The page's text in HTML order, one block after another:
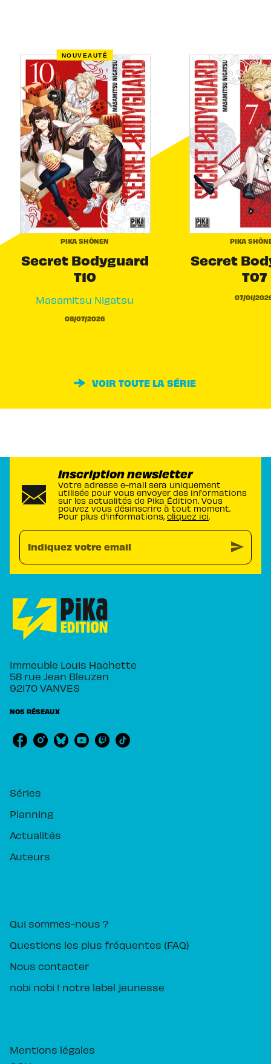
NOUVEAUTÉ
PIKA SHÔNEN
Secret Bodyguard
T10
Masamitsu Nigatsu
08/07/2026
PIKA
Secret
T07
07/01/
VOIR TOUTE LA SÉRIE
Inscription newsletter
Votre adresse e-mail sera uniquement
utilisée pour vous envoyer des informations
sur les actualités de Pika Édition. Vous
pouvez vous désinscrire à tout moment.
Pour plus d’informations, cliquez ici.
Indiquez votre email send
Immeuble Louis Hachette
58 rue Jean Bleuzen
92170 VANVES
NOS RÉSEAUX
Séries
Planning
Actualités
Auteurs
Qui sommes-nous ?
Questions les plus fréquentes (FAQ)
Nous contacter
nobi nobi ! notre label jeunesse
Mentions légales